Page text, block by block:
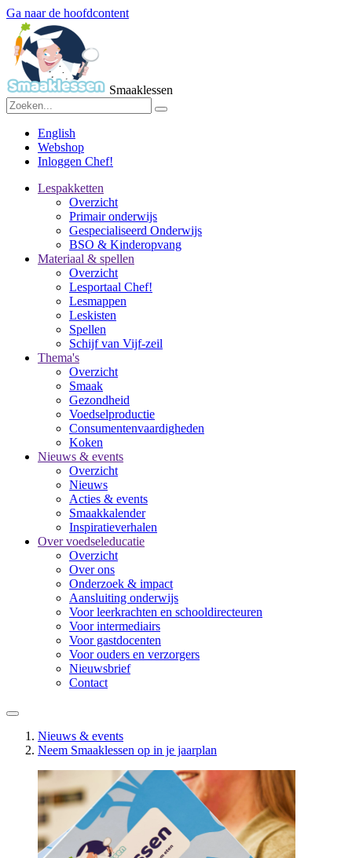
Ga naar de hoofdcontent
Smaaklessen
English
Webshop
Inloggen Chef!
Lespakketten
Overzicht
Primair onderwijs
Gespecialiseerd Onderwijs
BSO & Kinderopvang
Materiaal & spellen
Overzicht
Lesportaal Chef!
Lesmappen
Leskisten
Spellen
Schijf van Vijf-zeil
Thema's
Overzicht
Smaak
Gezondheid
Voedselproductie
Consumentenvaardigheden
Koken
Nieuws & events
Overzicht
Nieuws
Acties & events
Smaakkalender
Inspiratieverhalen
Over voedseleducatie
Overzicht
Over ons
Onderzoek & impact
Aansluiting onderwijs
Voor leerkrachten en schooldirecteuren
Voor intermediairs
Voor gastdocenten
Voor ouders en verzorgers
Nieuwsbrief
Contact
Nieuws & events
Neem Smaaklessen op in je jaarplan